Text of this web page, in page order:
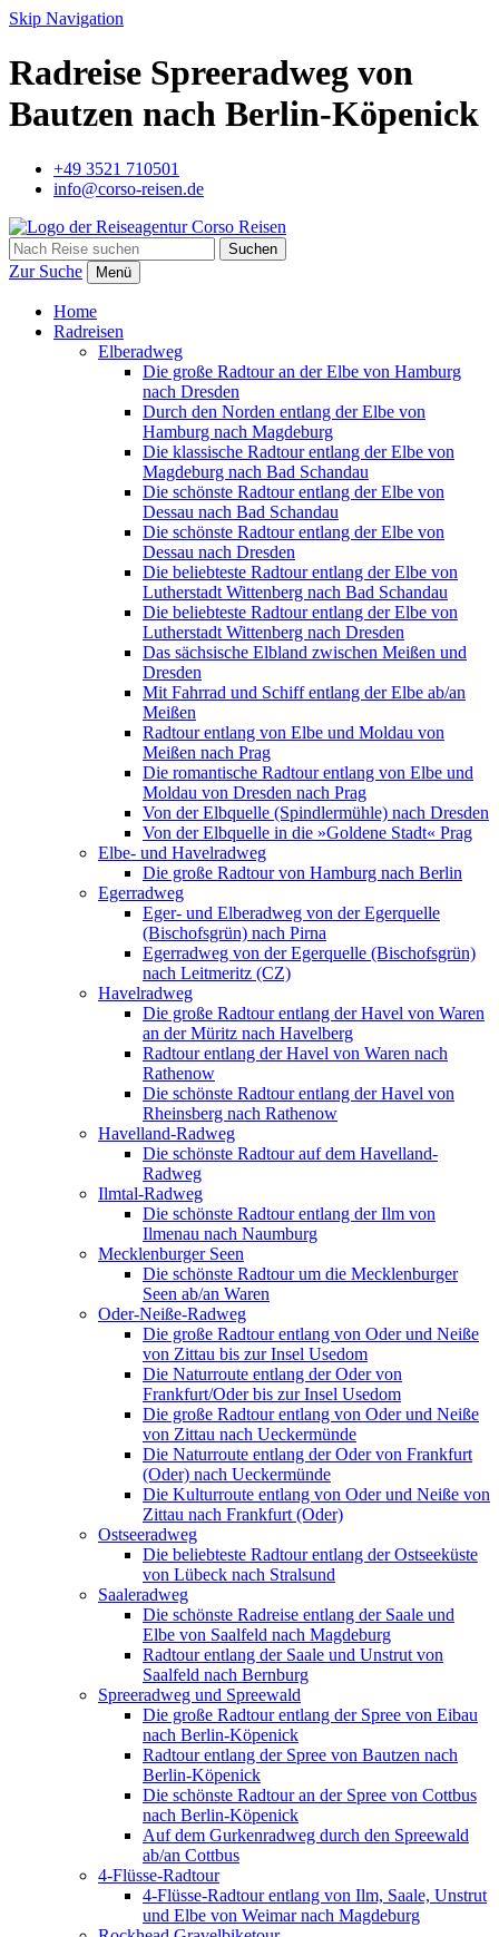
Skip Navigation
Radreise Spreeradweg von
Bautzen nach Berlin-Köpenick
+49 3521 710501
info@corso-reisen.de
Suchen
Zur Suche Menü
Home
Radreisen
Elberadweg
Die große Radtour an der Elbe von Hamburg
nach Dresden
Durch den Norden entlang der Elbe von
Hamburg nach Magdeburg
Die klassische Radtour entlang der Elbe von
Magdeburg nach Bad Schandau
Die schönste Radtour entlang der Elbe von
Dessau nach Bad Schandau
Die schönste Radtour entlang der Elbe von
Dessau nach Dresden
Die beliebteste Radtour entlang der Elbe von
Lutherstadt Wittenberg nach Bad Schandau
Die beliebteste Radtour entlang der Elbe von
Lutherstadt Wittenberg nach Dresden
Das sächsische Elbland zwischen Meißen und
Dresden
Mit Fahrrad und Schiff entlang der Elbe ab/an
Meißen
Radtour entlang von Elbe und Moldau von
Meißen nach Prag
Die romantische Radtour entlang von Elbe und
Moldau von Dresden nach Prag
Von der Elbquelle (Spindlermühle) nach Dresden
Von der Elbquelle in die »Goldene Stadt« Prag
Elbe- und Havelradweg
Die große Radtour von Hamburg nach Berlin
Egerradweg
Eger- und Elberadweg von der Egerquelle
(Bischofsgrün) nach Pirna
Egerradweg von der Egerquelle (Bischofsgrün)
nach Leitmeritz (CZ)
Havelradweg
Die große Radtour entlang der Havel von Waren
an der Müritz nach Havelberg
Radtour entlang der Havel von Waren nach
Rathenow
Die schönste Radtour entlang der Havel von
Rheinsberg nach Rathenow
Havelland-Radweg
Die schönste Radtour auf dem Havelland-
Radweg
Ilmtal-Radweg
Die schönste Radtour entlang der Ilm von
Ilmenau nach Naumburg
Mecklenburger Seen
Die schönste Radtour um die Mecklenburger
Seen ab/an Waren
Oder-Neiße-Radweg
Die große Radtour entlang von Oder und Neiße
von Zittau bis zur Insel Usedom
Die Naturroute entlang der Oder von
Frankfurt/Oder bis zur Insel Usedom
Die große Radtour entlang von Oder und Neiße
von Zittau nach Ueckermünde
Die Naturroute entlang der Oder von Frankfurt
(Oder) nach Ueckermünde
Die Kulturroute entlang von Oder und Neiße von
Zittau nach Frankfurt (Oder)
Ostseeradweg
Die beliebteste Radtour entlang der Ostseeküste
von Lübeck nach Stralsund
Saaleradweg
Die schönste Radreise entlang der Saale und
Elbe von Saalfeld nach Magdeburg
Radtour entlang der Saale und Unstrut von
Saalfeld nach Bernburg
Spreeradweg und Spreewald
Die große Radtour entlang der Spree von Eibau
nach Berlin-Köpenick
Radtour entlang der Spree von Bautzen nach
Berlin-Köpenick
Die schönste Radtour an der Spree von Cottbus
nach Berlin-Köpenick
Auf dem Gurkenradweg durch den Spreewald
ab/an Cottbus
4-Flüsse-Radtour
4-Flüsse-Radtour entlang von Ilm, Saale, Unstrut
und Elbe von Weimar nach Magdeburg